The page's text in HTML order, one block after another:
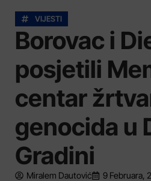
VIJESTI
Borovac i
posjetili
centar
genocida u
Gradini
Miralem Dautović 9 Februara,